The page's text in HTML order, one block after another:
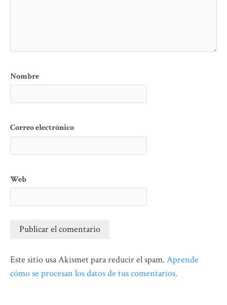
Nombre
Correo electrónico
Web
Este sitio usa Akismet para reducir el spam. Aprende
cómo se procesan los datos de tus comentarios.